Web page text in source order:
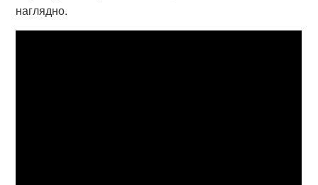
наглядно.